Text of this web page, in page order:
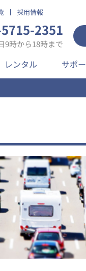
採用情報
2351
9時から18時まで
レンタル サポ